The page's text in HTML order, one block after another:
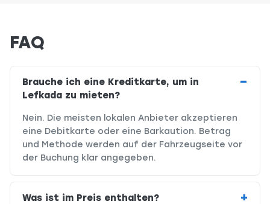
FAQ
Brauche ich eine Kreditkarte, um in
Lefkada zu mieten?
Nein. Die meisten lokalen Anbieter akzeptieren
eine Debitkarte oder eine Barkaution. Betrag
und Methode werden auf der Fahrzeugseite vor
der Buchung klar angegeben.
Was ist im Preis enthalten?